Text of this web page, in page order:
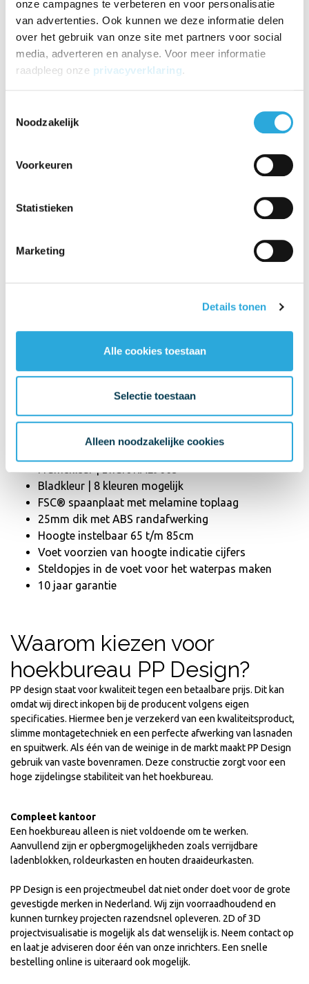
onze campagnes te verbeteren en voor personalisatie
van advertenties. Ook kunnen we deze informatie delen
over het gebruik van onze site met partners voor social
media, adverteren en analyse. Voor meer informatie
raadpleeg onze privacyverklaring.
Noodzakelijk
Voorkeuren
Statistieken
Marketing
Details tonen
Alle cookies toestaan
Selectie toestaan
Alleen noodzakelijke cookies
€204,49
Hoekbureau PP Design is een duurzame oplossing dat zich
geproduceerd in Duitsland en voldoet aan de hoogste standaard in
staal en voorzien van duurzame epoxycoating. Leverbaar in 8
Hoekbureau kopen? Kies PP
Made in Germany
Afmeting 160x160, 180x160 of 200x160cm
Framekleur | zwart RAL9005
Bladkleur | 8 kleuren mogelijk
FSC® spaanplaat met melamine toplaag
25mm dik met ABS randafwerking
Hoogte instelbaar 65 t/m 85cm
Voet voorzien van hoogte indicatie cijfers
Steldopjes in de voet voor het waterpas maken
10 jaar garantie
Waarom kiezen voor
hoekbureau PP Design?
PP design staat voor kwaliteit tegen een betaalbare prijs. Dit kan
omdat wij direct inkopen bij de producent volgens eigen
specificaties. Hiermee ben je verzekerd van een kwaliteitsproduct,
slimme montagetechniek en een perfecte afwerking van lasnaden
en spuitwerk. Als één van de weinige in de markt maakt PP Design
gebruik van vaste bovenramen. Deze constructie zorgt voor een
hoge zijdelingse stabiliteit van het hoekbureau.
Compleet kantoor
Een hoekbureau alleen is niet voldoende om te werken.
Aanvullend zijn er opbergmogelijkheden zoals verrijdbare
ladenblokken, roldeurkasten en houten draaideurkasten.
PP Design is een projectmeubel dat niet onder doet voor de grote
gevestigde merken in Nederland. Wij zijn voorraadhoudend en
kunnen turnkey projecten razendsnel opleveren. 2D of 3D
projectvisualisatie is mogelijk als dat wenselijk is. Neem contact op
en laat je adviseren door één van onze inrichters. Een snelle
bestelling online is uiteraard ook mogelijk.